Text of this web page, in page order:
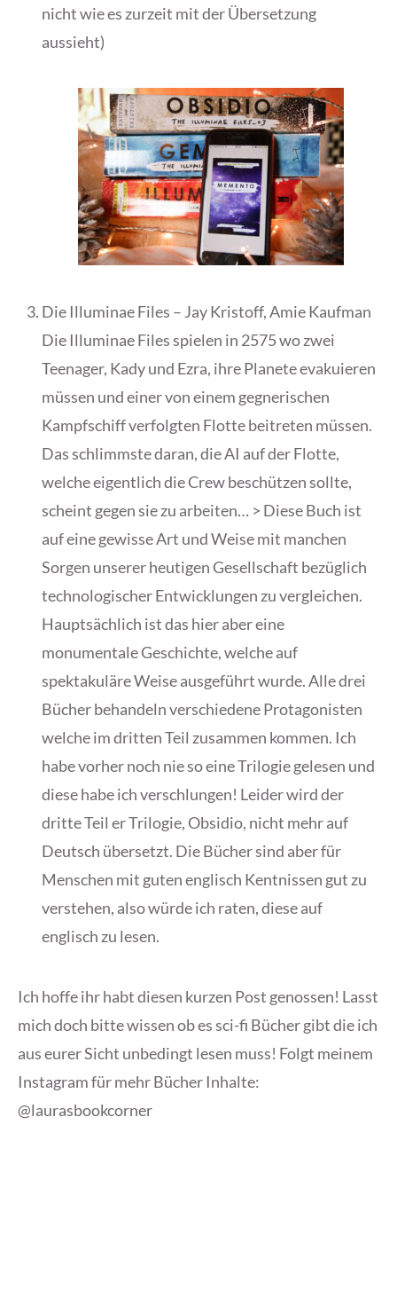
nicht wie es zurzeit mit der Übersetzung
aussieht)
Die Illuminae Files – Jay Kristoff, Amie Kaufman
Die Illuminae Files spielen in 2575 wo zwei
Teenager, Kady und Ezra, ihre Planete evakuieren
müssen und einer von einem gegnerischen
Kampfschiff verfolgten Flotte beitreten müssen.
Das schlimmste daran, die AI auf der Flotte,
welche eigentlich die Crew beschützen sollte,
scheint gegen sie zu arbeiten… > Diese Buch ist
auf eine gewisse Art und Weise mit manchen
Sorgen unserer heutigen Gesellschaft bezüglich
technologischer Entwicklungen zu vergleichen.
Hauptsächlich ist das hier aber eine
monumentale Geschichte, welche auf
spektakuläre Weise ausgeführt wurde. Alle drei
Bücher behandeln verschiedene Protagonisten
welche im dritten Teil zusammen kommen. Ich
habe vorher noch nie so eine Trilogie gelesen und
diese habe ich verschlungen! Leider wird der
dritte Teil er Trilogie, Obsidio, nicht mehr auf
Deutsch übersetzt. Die Bücher sind aber für
Menschen mit guten englisch Kentnissen gut zu
verstehen, also würde ich raten, diese auf
englisch zu lesen.
Ich hoffe ihr habt diesen kurzen Post genossen! Lasst
mich doch bitte wissen ob es sci-fi Bücher gibt die ich
aus eurer Sicht unbedingt lesen muss! Folgt meinem
Instagram für mehr Bücher Inhalte:
@laurasbookcorner